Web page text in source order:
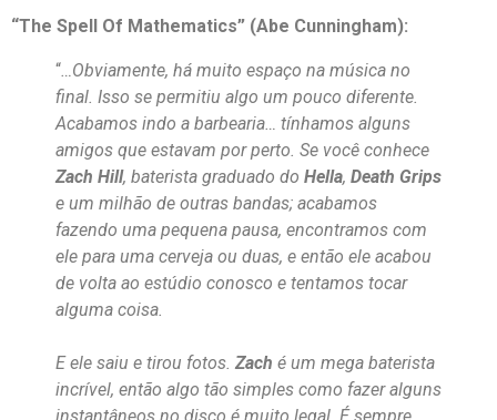
“The Spell Of Mathematics” (Abe Cunningham):
“ …Obviamente, há muito espaço na música no
final. Isso se permitiu algo um pouco diferente.
Acabamos indo a barbearia… tínhamos alguns
amigos que estavam por perto. Se você conhece
Zach Hill, baterista graduado do Hella, Death Grips
e um milhão de outras bandas; acabamos
fazendo uma pequena pausa, encontramos com
ele para uma cerveja ou duas, e então ele acabou
de volta ao estúdio conosco e tentamos tocar
alguma coisa.
E ele saiu e tirou fotos. Zach é um mega baterista
incrível, então algo tão simples como fazer alguns